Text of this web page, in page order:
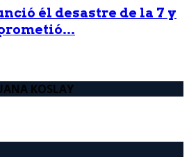
él desastre de la 7 y
KOSLAY